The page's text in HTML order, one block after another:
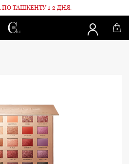
ПО ТАШКЕНТУ 1-2 ДНЯ.
0
to Dance